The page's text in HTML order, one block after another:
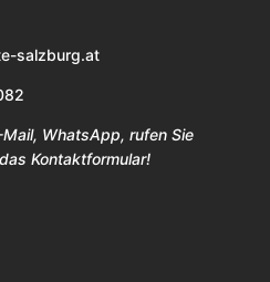
salzburg.at
WhatsApp, rufen Sie
Kontaktformular!